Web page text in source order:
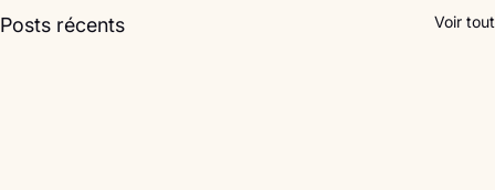
Posts récents Voir tout